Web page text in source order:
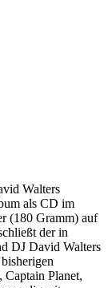
Walters
als CD im
(180 Gramm) auf
der in
DJ David Walters
Planet,